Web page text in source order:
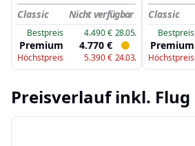
Classic Nicht verfügbar
Bestpreis 4.490€ 28.05.
Premium 4.770 €
Höchstpreis 5.390€ 24.03.
Classic
Bestpreis
Premium
Höchstpreis
Preisverlaufinkl. Flug